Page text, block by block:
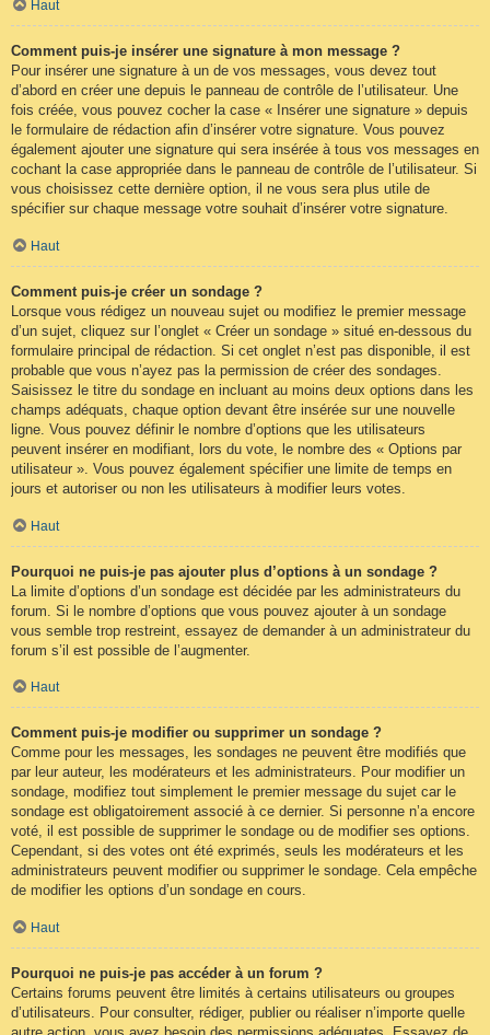
Haut
Comment puis-je insérer une signature à mon message ?
Pour insérer une signature à un de vos messages, vous devez tout
d’abord en créer une depuis le panneau de contrôle de l’utilisateur. Une
fois créée, vous pouvez cocher la case « Insérer une signature » depuis
le formulaire de rédaction afin d’insérer votre signature. Vous pouvez
également ajouter une signature qui sera insérée à tous vos messages en
cochant la case appropriée dans le panneau de contrôle de l’utilisateur. Si
vous choisissez cette dernière option, il ne vous sera plus utile de
spécifier sur chaque message votre souhait d’insérer votre signature.
Haut
Comment puis-je créer un sondage ?
Lorsque vous rédigez un nouveau sujet ou modifiez le premier message
d’un sujet, cliquez sur l’onglet « Créer un sondage » situé en-dessous du
formulaire principal de rédaction. Si cet onglet n’est pas disponible, il est
probable que vous n’ayez pas la permission de créer des sondages.
Saisissez le titre du sondage en incluant au moins deux options dans les
champs adéquats, chaque option devant être insérée sur une nouvelle
ligne. Vous pouvez définir le nombre d’options que les utilisateurs
peuvent insérer en modifiant, lors du vote, le nombre des « Options par
utilisateur ». Vous pouvez également spécifier une limite de temps en
jours et autoriser ou non les utilisateurs à modifier leurs votes.
Haut
Pourquoi ne puis-je pas ajouter plus d’options à un sondage ?
La limite d’options d’un sondage est décidée par les administrateurs du
forum. Si le nombre d’options que vous pouvez ajouter à un sondage
vous semble trop restreint, essayez de demander à un administrateur du
forum s’il est possible de l’augmenter.
Haut
Comment puis-je modifier ou supprimer un sondage ?
Comme pour les messages, les sondages ne peuvent être modifiés que
par leur auteur, les modérateurs et les administrateurs. Pour modifier un
sondage, modifiez tout simplement le premier message du sujet car le
sondage est obligatoirement associé à ce dernier. Si personne n’a encore
voté, il est possible de supprimer le sondage ou de modifier ses options.
Cependant, si des votes ont été exprimés, seuls les modérateurs et les
administrateurs peuvent modifier ou supprimer le sondage. Cela empêche
de modifier les options d’un sondage en cours.
Haut
Pourquoi ne puis-je pas accéder à un forum ?
Certains forums peuvent être limités à certains utilisateurs ou groupes
d’utilisateurs. Pour consulter, rédiger, publier ou réaliser n’importe quelle